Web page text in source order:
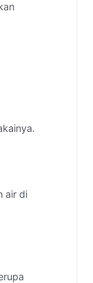
air di